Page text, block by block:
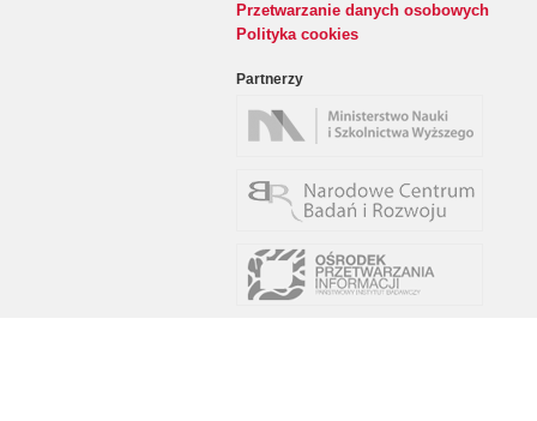
Przetwarzanie danych osobowych
Polityka cookies
Partnerzy